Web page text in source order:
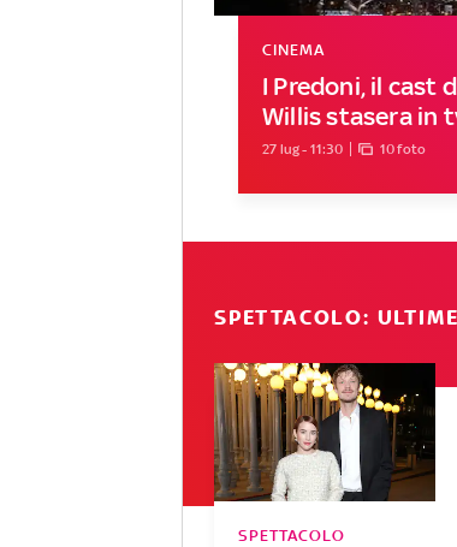
I Predoni, il cast
Willis stasera in
CINEMA
27 lug - 11:30 10 foto
SPETTACOLO:
SPETTACOLO